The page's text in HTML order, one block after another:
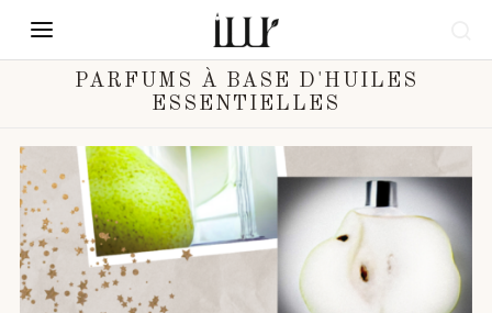
PARFUMS À BASE D'HUILES
ESSENTIELLES